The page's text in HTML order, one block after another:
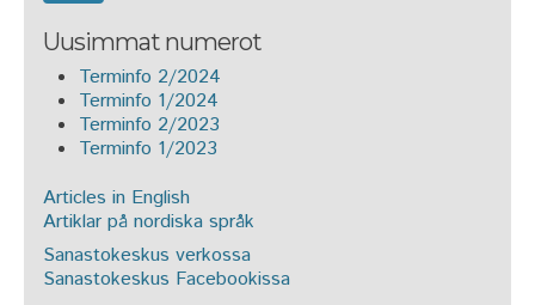
Uusimmat numerot
Terminfo 2/2024
Terminfo 1/2024
Terminfo 2/2023
Terminfo 1/2023
Articles in English
Artiklar på nordiska språk
Sanastokeskus verkossa
Sanastokeskus Facebookissa